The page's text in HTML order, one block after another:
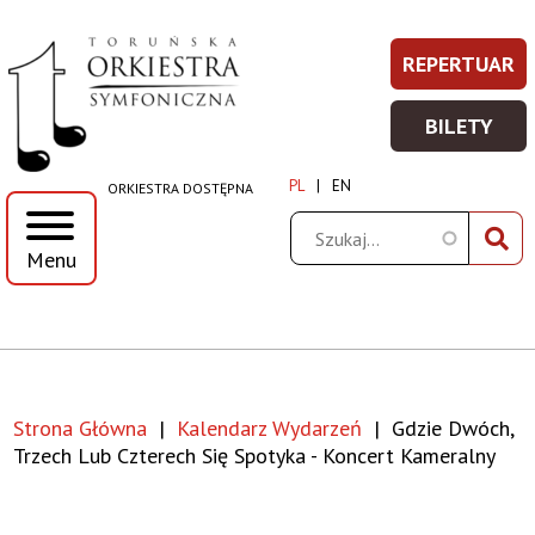
Gdzie
dwóch,
trzech
lub
czterech
się
-
Przejdź
do
Przejdź
do
Przejdź
do
wyszukiwania
Przejdź
do
stopki
ORKIESTRA DOSTĘPNA PL EN
Szukaj
Menu
Prawe
Top
Menu
REPERTUAR
-
WIĘCEJ
BILETY
BILETY
Ścieżka
Strona Główna Kalendarz Wydarzeń
Gdzie Dwóch,
Trzech Lub Czterech Się Spotyka - Koncert Kameralny